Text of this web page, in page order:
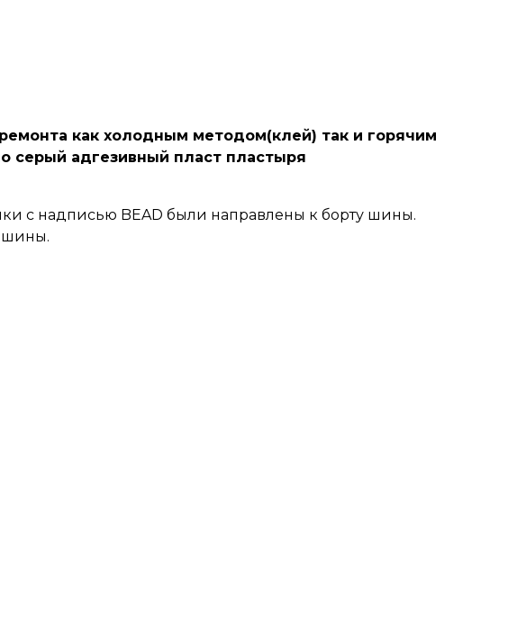
как холодным методом(клей) так и горячим
серый адгезивный пласт пластыря
с надписью BEAD были направлены к борту шины.
шины.